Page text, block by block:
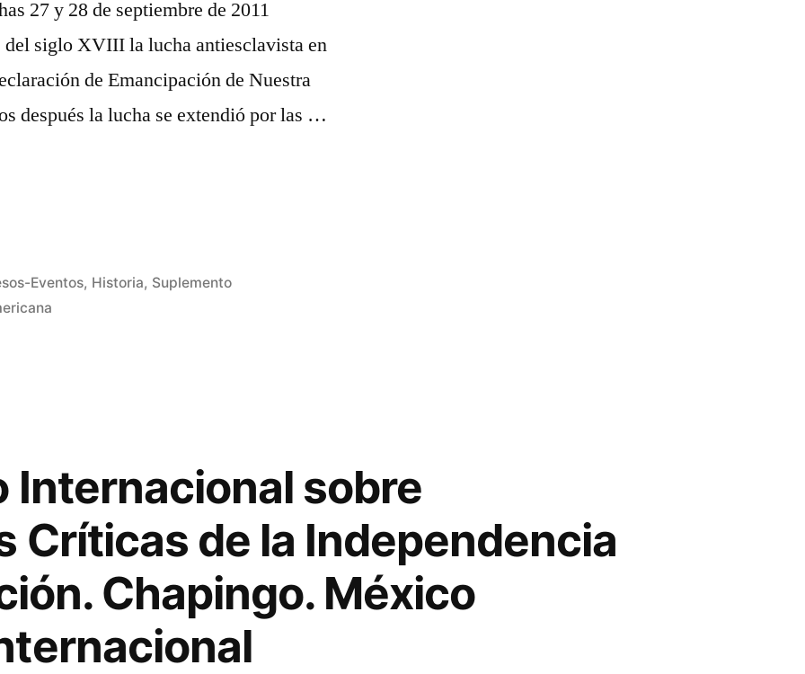
27 y 28 de septiembre de 2011
siglo XVIII la lucha antiesclavista en
de Emancipación de Nuestra
después la lucha se extendió por las …
Eventos, Historia, Suplemento
Internacional sobre
Críticas de la Independencia
Chapingo. México